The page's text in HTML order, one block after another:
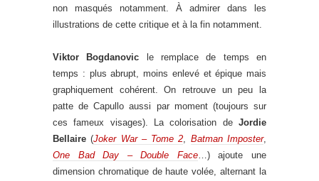
non masqués notamment. À admirer dans les
illustrations de cette critique et à la fin notamment.
Viktor Bogdanovic le remplace de temps en
temps : plus abrupt, moins enlevé et épique mais
graphiquement cohérent. On retrouve un peu la
patte de Capullo aussi par moment (toujours sur
ces fameux visages). La colorisation de Jordie
Bellaire(Joker War – Tome 2 Batman Imposter,
One Bad Day – Double Face…) ajoute une
dimension chromatique de haute volée, alternant la